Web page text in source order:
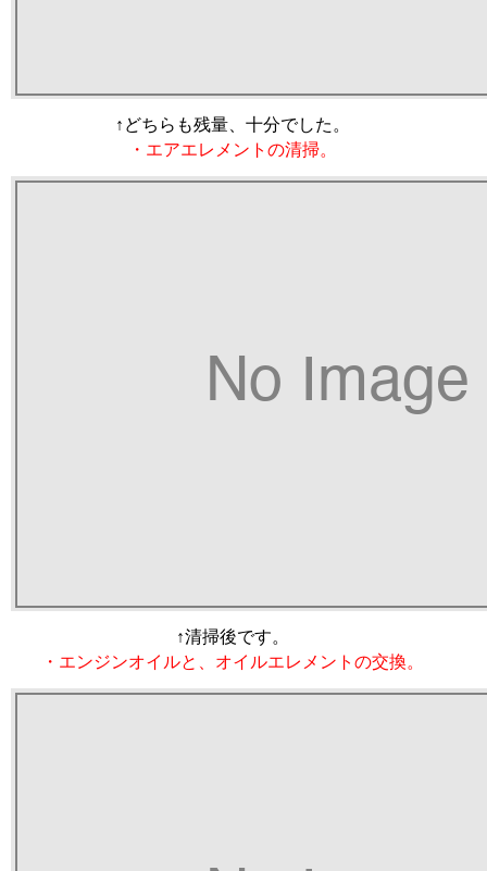
↑どちらも残量、十分でした。
・エアエレメントの清掃。
↑清掃後です。
・エンジンオイルと、オイルエレメントの交換。